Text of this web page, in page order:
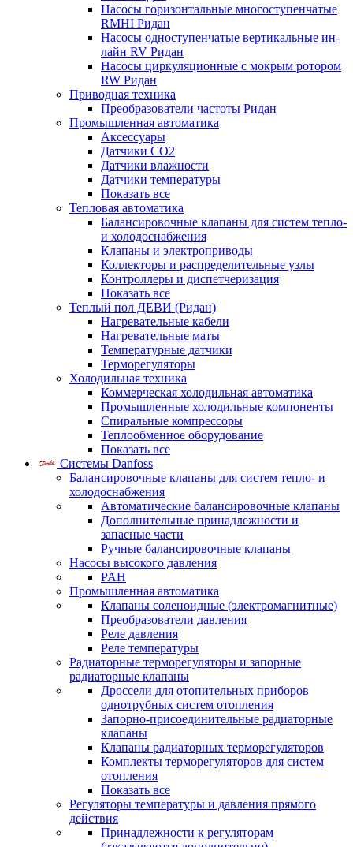
Насосы горизонтальные многоступенчатые
RMHI Ридан
Насосы одноступенчатые вертикальные ин-
лайн RV Ридан
Насосы циркуляционные с мокрым ротором
RW Ридан
Приводная техника
Преобразователи частоты Ридан
Промышленная автоматика
Аксессуары
Датчики CO2
Датчики влажности
Датчики температуры
Показать все
Тепловая автоматика
Балансировочные клапаны для систем тепло-
и холодоснабжения
Клапаны и электроприводы
Коллекторы и распределительные узлы
Контроллеры и диспетчеризация
Показать все
Теплый пол ДЕВИ (Ридан)
Нагревательные кабели
Нагревательные маты
Температурные датчики
Терморегуляторы
Холодильная техника
Коммерческая холодильная автоматика
Промышленные холодильные компоненты
Спиральные компрессоры
Теплообменное оборудование
Показать все
Системы Danfoss
Балансировочные клапаны для систем тепло- и
холодоснабжения
Автоматические балансировочные клапаны
Дополнительные принадлежности и
запасные части
Ручные балансировочные клапаны
Насосы высокого давления
PAH
Промышленная автоматика
Клапаны соленоидные (электромагнитные)
Преобразователи давления
Реле давления
Реле температуры
Радиаторные терморегуляторы и запорные
радиаторные клапаны
Дроссели для отопительных приборов
однотрубных систем отопления
Запорно-присоединительные радиаторные
клапаны
Клапаны радиаторных терморегуляторов
Комплекты терморегуляторов для систем
отопления
Показать все
Регуляторы температуры и давления прямого
действия
Принадлежности к регуляторам